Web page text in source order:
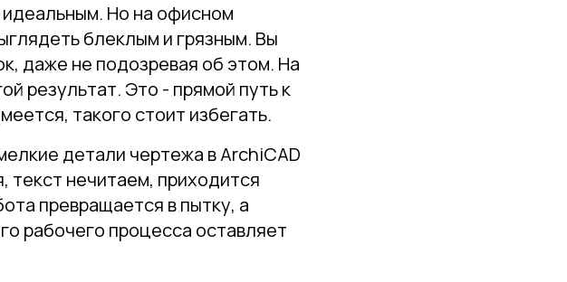
Но на офисном
блеклым и грязным. Вы
даже не подозревая об этом. На
результат. Это - прямой путь к
такого стоит избегать.
детали чертежа в ArchiCAD
текст нечитаем, приходится
превращается в пытку, а
рабочего процесса оставляет